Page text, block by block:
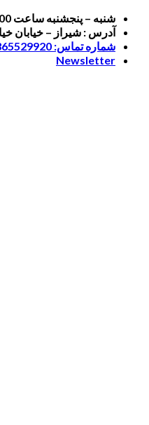
Skip
content
شنبه – پنجشنبه ساعت 8:00 الی 18:00
آدرس : شیراز – خیابان
شماره تماس: 09365529920
Newsletter